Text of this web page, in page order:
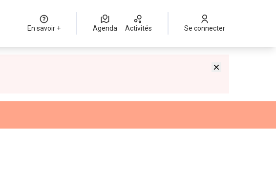
En savoir + Agenda Activités Se connecter